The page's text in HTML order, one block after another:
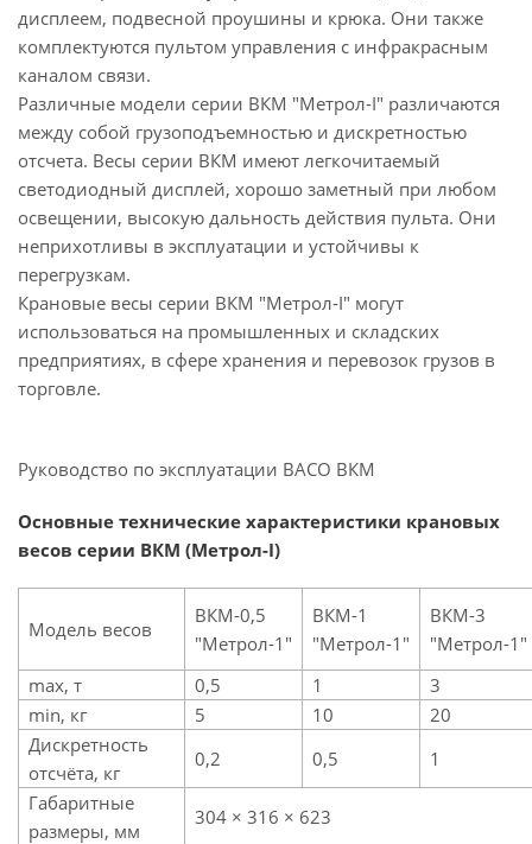
дисплеем, подвесной проушины и крюка. Они также
комплектуются пультом управления с инфракрасным
каналом связи.
Различные модели серии ВКМ "Метрол-I" различаются
между собой грузоподъемностью и дискретностью
отсчета. Весы серии ВКМ имеют легкочитаемый
светодиодный дисплей, хорошо заметный при любом
освещении, высокую дальность действия пульта. Они
неприхотливы в эксплуатации и устойчивы к
перегрузкам.
Крановые весы серии ВКМ "Метрол-I" могут
использоваться на промышленных и складских
предприятиях, в сфере хранения и перевозок грузов в
торговле.
Руководство по эксплуатации ВАСО ВКМ
Основные технические характеристики крановых
весов серии ВКМ (Метрол-I)
Модель весов
ВКМ-0,5
"Метрол-1"
ВКМ-1
"Метрол-1"
ВКМ-3
"Метрол-1"
max, т
0,5 1
3
min, кг
5 10
20
Дискретность
отсчёта, кг
0,2 0,5
1
Габаритные
размеры, мм
304 × 316 × 623